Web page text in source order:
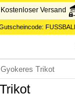
Kostenloser Versand
Gutscheincode: FUSSBALL
Trikot